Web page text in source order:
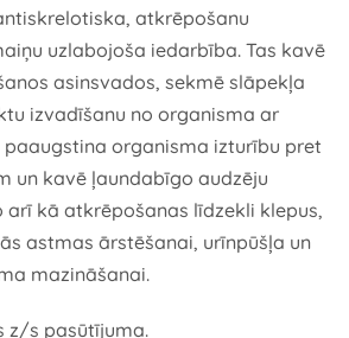
atkrēpošanu
uzlabojoša iedarbība. Tas kavē
asinsvados, sekmē slāpekļa
izvadīšanu no organisma ar
paaugstina organisma izturību pret
un kavē ļaundabīgo audzēju
arī kā atkrēpošanas līdzekli klepus,
astmas ārstēšanai, urīnpūšļa un
mazināšanai.
z/s pasūtījuma.